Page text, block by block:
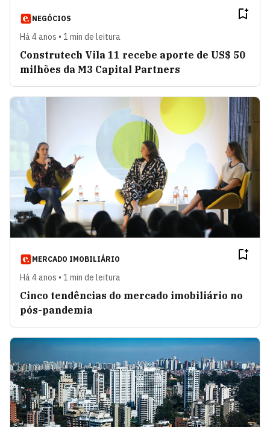
NEGÓCIOS
Há 4 anos • 1 min de leitura
Construtech Vila 11 recebe aporte de US$ 50
milhões da M3 Capital Partners
MERCADO IMOBILIÁRIO
Há 4 anos • 1 min de leitura
Cinco tendências do mercado imobiliário no
pós-pandemia